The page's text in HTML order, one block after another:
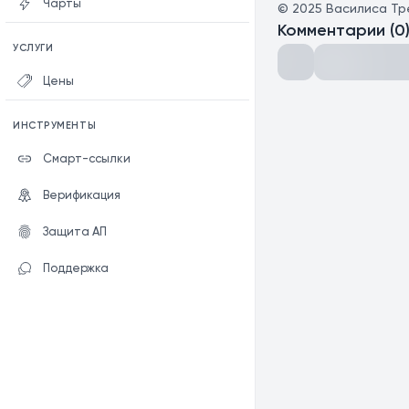
Чарты
УСЛУГИ
Цены
ИНСТРУМЕНТЫ
Смарт-ссылки
Верификация
Защита АП
Поддержка
© 2025 Василиса
Комментарии (0)